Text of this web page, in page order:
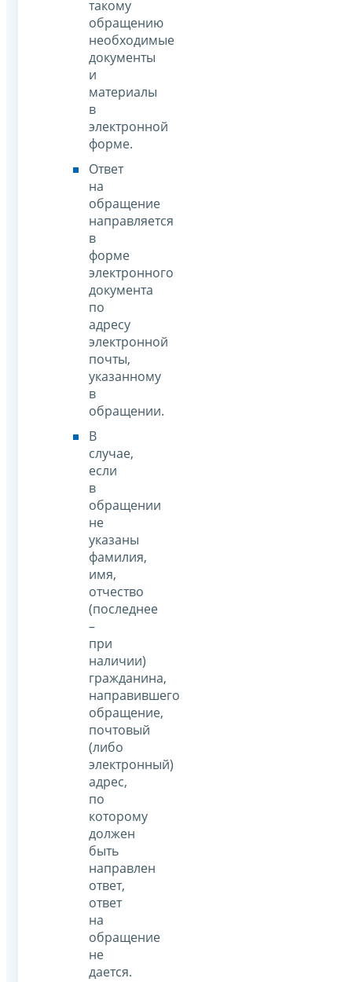
такому
обращению
необходимые
документы
и
материалы
в
электронной
форме.
Ответ
на
обращение
направляется
в
форме
электронного
документа
по
адресу
электронной
почты,
указанному
в
обращении.
В
случае,
если
в
обращении
не
указаны
фамилия,
имя,
отчество
(последнее
–
при
наличии)
гражданина,
направившего
обращение,
почтовый
(либо
электронный)
адрес,
по
которому
должен
быть
направлен
ответ,
ответ
на
обращение
не
дается.